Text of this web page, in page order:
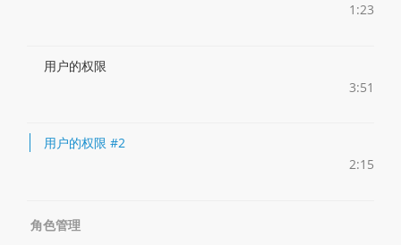
1:23
用户的权限
3:51
用户的权限 #2
2:15
角色管理